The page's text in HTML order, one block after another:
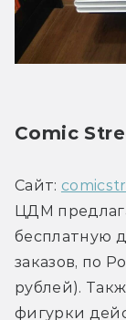
Comic
Сайт:
ЦДМ
бесплатную
заказов, по
рублей).
фигурки